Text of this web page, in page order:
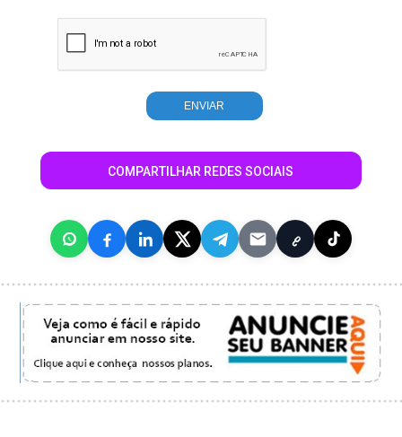
COMPARTILHAR REDES SOCIAIS